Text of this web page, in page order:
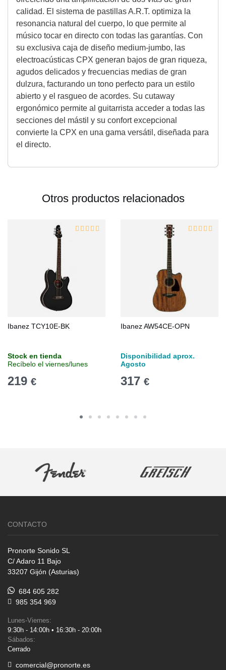
calidad. El sistema de pastillas A.R.T. optimiza la
resonancia natural del cuerpo, lo que permite al
músico tocar en directo con todas las garantías. Con
su exclusiva caja de diseño medium-jumbo, las
electroacústicas CPX generan bajos de gran riqueza,
agudos delicados y frecuencias medias de gran
dulzura, facturando un tono perfecto para un estilo
abierto y el rasgueo de acordes. Su cutaway
ergonómico permite al guitarrista acceder a todas las
secciones del mástil y su confort excepcional
convierte la CPX en una gama versátil, diseñada para
el directo.
Otros productos relacionados
Ibanez TCY10E-BK
Stock en tienda
Recíbelo el viernes/lunes
219 €
Ibanez AW54CE-OPN
Disponibilidad aprox.
Agosto
317 €
CONTACTO
Pronorte Sonido SL
C/ Adaro 11 Bajo
33207 Gijón (Asturias)
684 605 282
985 354 969
Lunes-Viernes:
9:30h - 14:00h • 16:30h - 20:00h
Sábados:
Cerrado
comercial@pronorte.es